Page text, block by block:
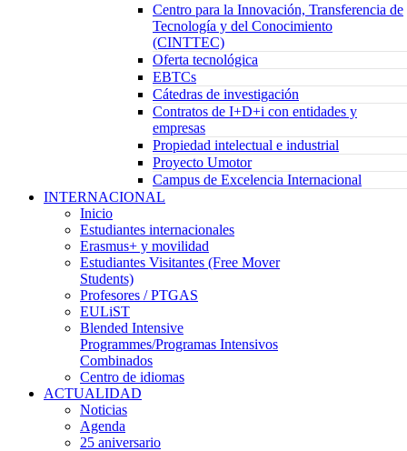
Centro para la Innovación, Transferencia de
Tecnología y del Conocimiento
(CINTTEC)
Oferta tecnológica
EBTCs
Cátedras de investigación
Contratos de I+D+i con entidades y
empresas
Propiedad intelectual e industrial
Proyecto Umotor
Campus de Excelencia Internacional
INTERNACIONAL
Inicio
Estudiantes internacionales
Erasmus+ y movilidad
Estudiantes Visitantes (Free Mover
Students)
Profesores / PTGAS
EULiST
Blended Intensive
Programmes/Programas Intensivos
Combinados
Centro de idiomas
ACTUALIDAD
Noticias
Agenda
25 aniversario